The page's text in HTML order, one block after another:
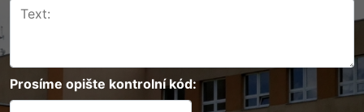
Prosíme opište kontrolní kód: